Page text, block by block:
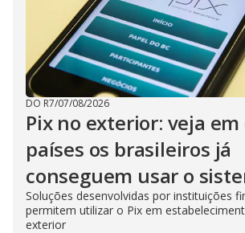
DO R7/07/08/2026
Pix no exterior: veja
países os brasileiros já
conseguem usar o
Soluções desenvolvidas por instituições
permitem utilizar o Pix em
exterior